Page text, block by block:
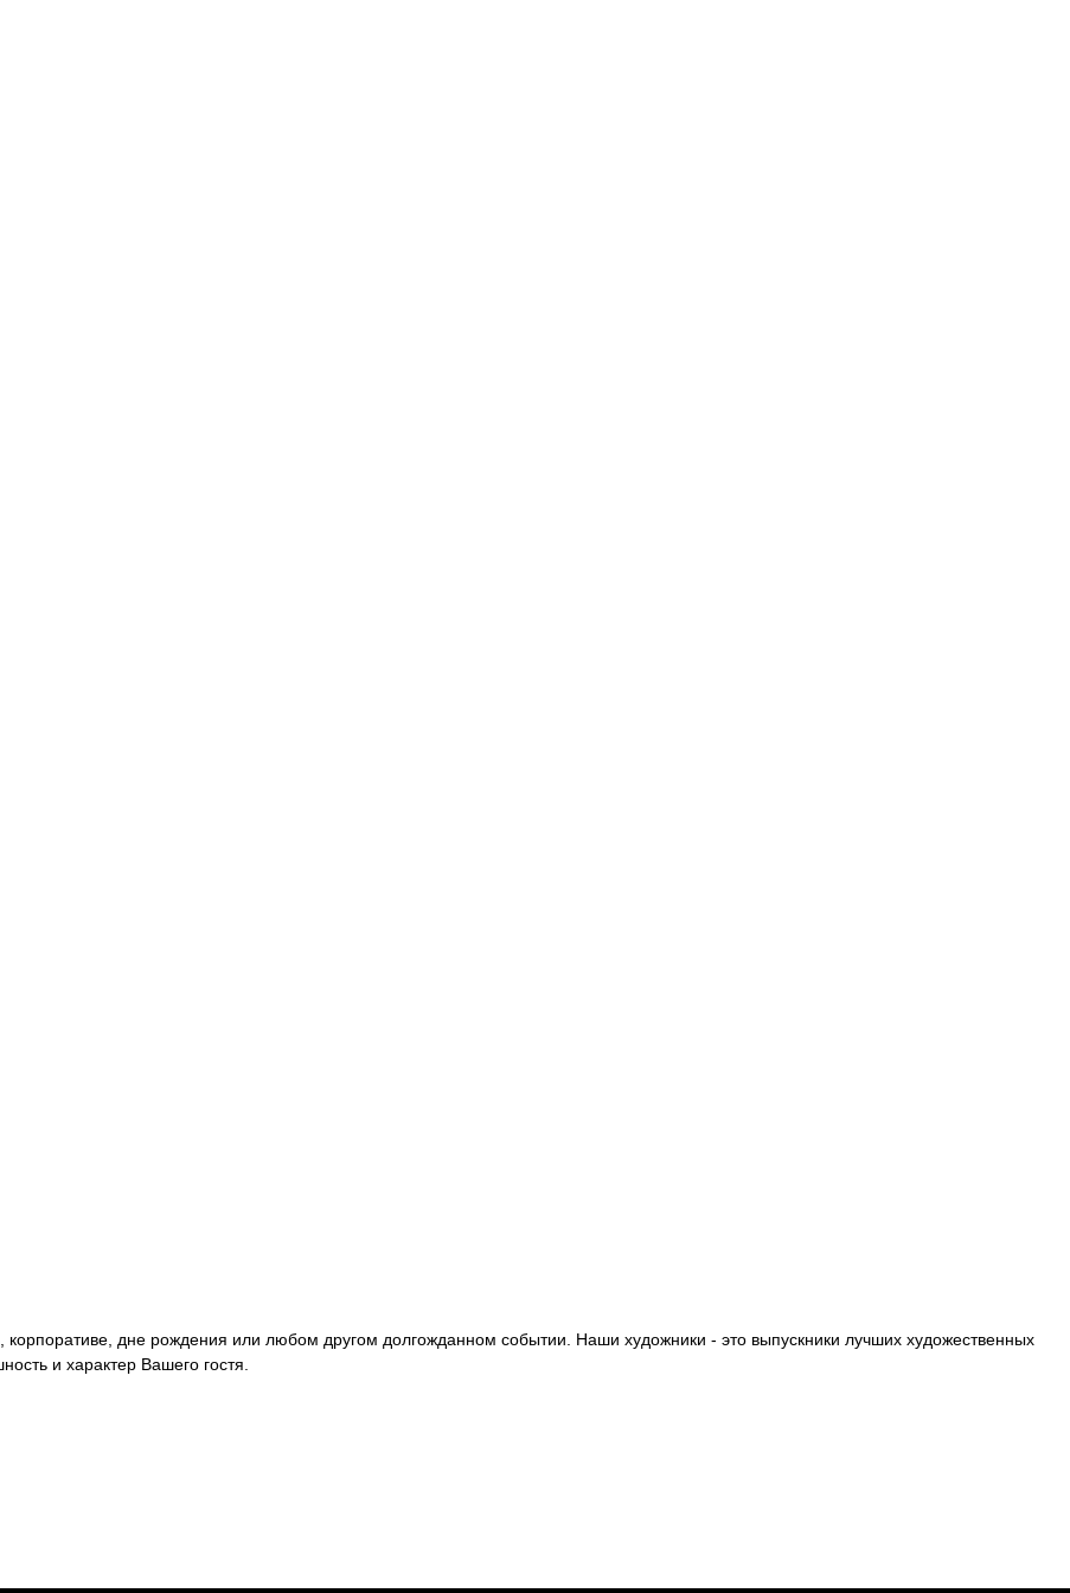
корпоративе, дне рождения или любом другом долгожданном событии. Наши художники - это выпускники лучших художественных
и характер Вашего гостя.